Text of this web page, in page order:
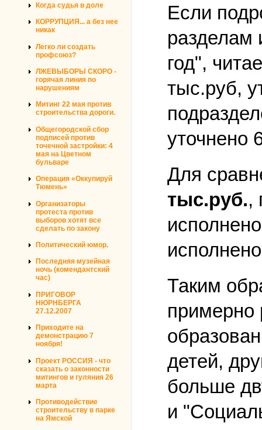
Когда судья в доле
КОРРУПЦИЯ... а без нее
никак
Легко ли создать
профсоюз?
ЛЖЕВЫБОРЫ СКОРО -
горячая линия по
нарушениям
Митинг 22 мая против
строительства дороги.
Общегородской сбор
подписей против
точечной застройки: 4
мая на Цветном
бульваре
Операция «Оккупируй
Тюмень»
Организаторы
протеста против
выборов хотят все
сделать по закону
Политический юмор.
Последняя музейная
ночь (комендантский
час)
ПРИГОВОР
НЮРНБЕРГА
27.12.2007
Приходите на
демонстрацию 7
ноября!
Проект РОССИЯ - что
сказать о законности
митингов и гуляния 26
марта
Противодействие
строительству в парке
на Ямской
Если
разделам
год",
тыс.руб,
уточнено
Для
тыс.руб.,
Таким
примерно
детей,
больше
и